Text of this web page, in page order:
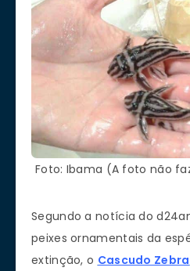
Foto: Ibama (A foto não
Segundo a notícia do
peixes ornamentais da
extinção, o Cascudo Zebra